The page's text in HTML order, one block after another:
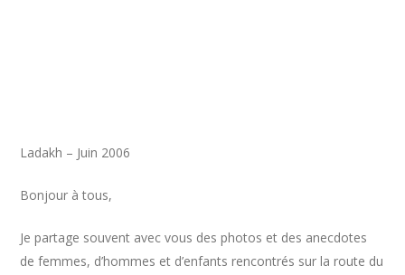
Ladakh – Juin 2006
Bonjour à tous,
Je partage souvent avec vous des photos et des anecdotes
de femmes, d’hommes et d’enfants rencontrés sur la route du